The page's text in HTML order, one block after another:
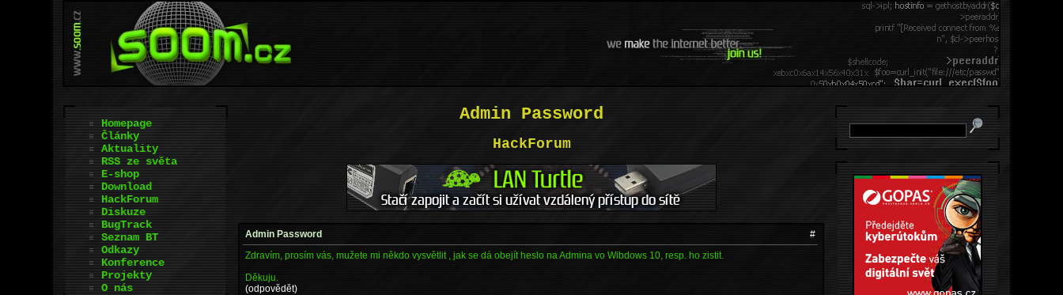
Admin Password
HackForum
Admin Password
#
Zdravím, prosím vás, mužete mi někdo vysvětlit , jak se dá obejít heslo na Admina vo Wibdows 10, resp. ho zistit.
Děkuju.
(odpovědět)
Homepage
Články
Aktuality
RSS ze světa
E-shop
Download
HackForum
Diskuze
BugTrack
Seznam BT
Odkazy
Konference
Projekty
O nás